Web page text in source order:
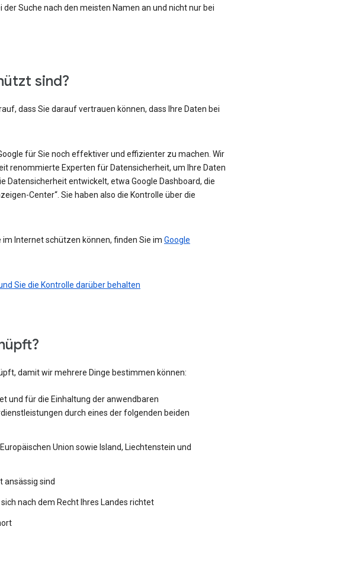
Suche nach den meisten Namen an und nicht nur bei
sind?
dass Sie darauf vertrauen können, dass Ihre Daten bei
für Sie noch effektiver und effizienter zu machen. Wir
renommierte Experten für Datensicherheit, um Ihre Daten
entwickelt, etwa Google Dashboard, die
Center“. Sie haben also die Kontrolle über die
Internet schützen können, finden Sie im Google
Sie die Kontrolle darüber behalten
damit wir mehrere Dinge bestimmen können:
und für die Einhaltung der anwendbaren
durch eines der folgenden beiden
Union sowie Island, Liechtenstein und
ansässig sind
nach dem Recht Ihres Landes richtet